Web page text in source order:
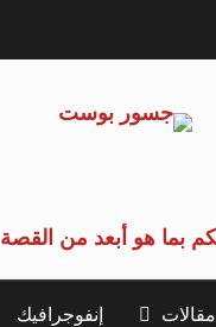
بما هو أبعد من القصة
مقالات إنفوجرافيك